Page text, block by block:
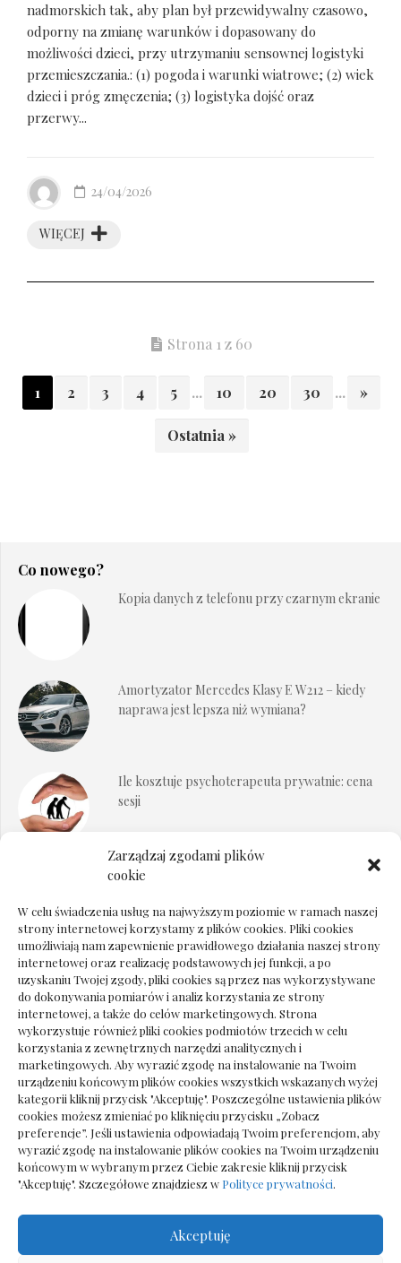
Zarządzaj zgodami plików
cookie
W celu świadczenia usług na najwyższym poziomie w ramach naszej
strony internetowej korzystamy z plików cookies. Pliki cookies
umożliwiają nam zapewnienie prawidłowego działania naszej strony
internetowej oraz realizację podstawowych jej funkcji, a po
uzyskaniu Twojej zgody, pliki cookies są przez nas wykorzystywane
do dokonywania pomiarów i analiz korzystania ze strony
internetowej, a także do celów marketingowych. Strona
wykorzystuje również pliki cookies podmiotów trzecich w celu
korzystania z zewnętrznych narzędzi analitycznych i
marketingowych. Aby wyrazić zgodę na instalowanie na Twoim
urządzeniu końcowym plików cookies wszystkich wskazanych wyżej
kategorii kliknij przycisk "Akceptuję". Poszczególne ustawienia plików
cookies możesz zmieniać po kliknięciu przycisku „Zobacz
preferencje”. Jeśli ustawienia odpowiadają Twoim preferencjom, aby
wyrazić zgodę na instalowanie plików cookies na Twoim urządzeniu
końcowym w wybranym przez Ciebie zakresie kliknij przycisk
"Akceptuję". Szczegółowe znajdziesz w Polityce prywatności.
Akceptuję
nadmorskich tak, aby plan był przewidywalny czasowo,
odporny na zmianę warunków i dopasowany do
możliwości dzieci, przy utrzymaniu sensownej logistyki
przemieszczania.: (1) pogoda i warunki wiatrowe; (2) wiek
dzieci i próg zmęczenia; (3) logistyka dojść oraz
przerwy...
WIĘCEJ
24/04/2026
Strona 1 z 60
1 2 3 4 5 ... 10 20 30 ... »
Ostatnia »
Co nowego?
Kopia danych z telefonu przy czarnym ekranie
Amortyzator Mercedes Klasy E W212 – kiedy
naprawa jest lepsza niż wymiana?
Ile kosztuje psychoterapeuta prywatnie: cena
sesji
Dokumenty do odbioru przy zmianie biura
Deska podłogowa do salonu: jak wybrać bez
pośpiechu